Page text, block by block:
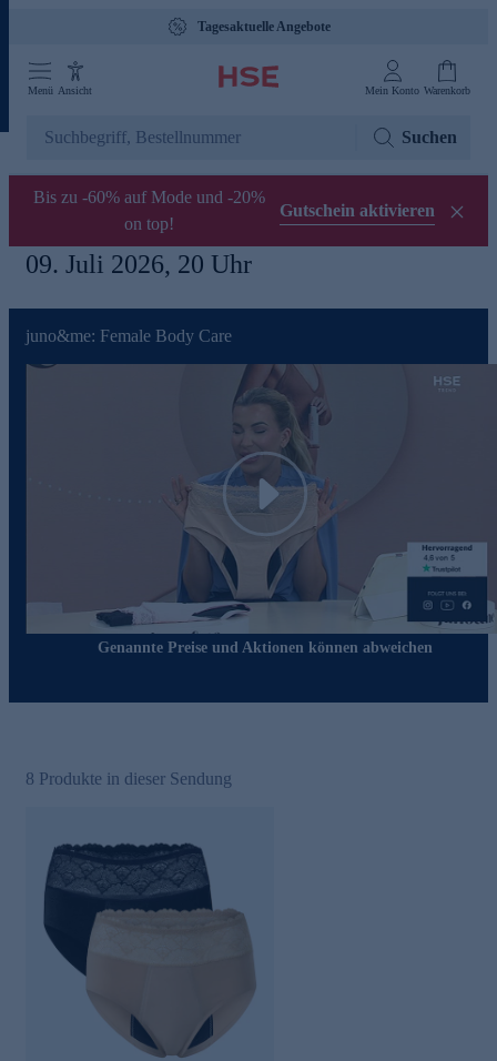
Tagesaktuelle Angebote
Menü Ansicht Mein Konto Warenkorb
Suchen
Bis zu -60% auf Mode und -20%
on top!
Gutschein aktivieren
09. Juli 2026, 20 Uhr
juno&me: Female Body Care
Play
Genannte Preise und Aktionen können abweichen
8 Produkte in dieser Sendung